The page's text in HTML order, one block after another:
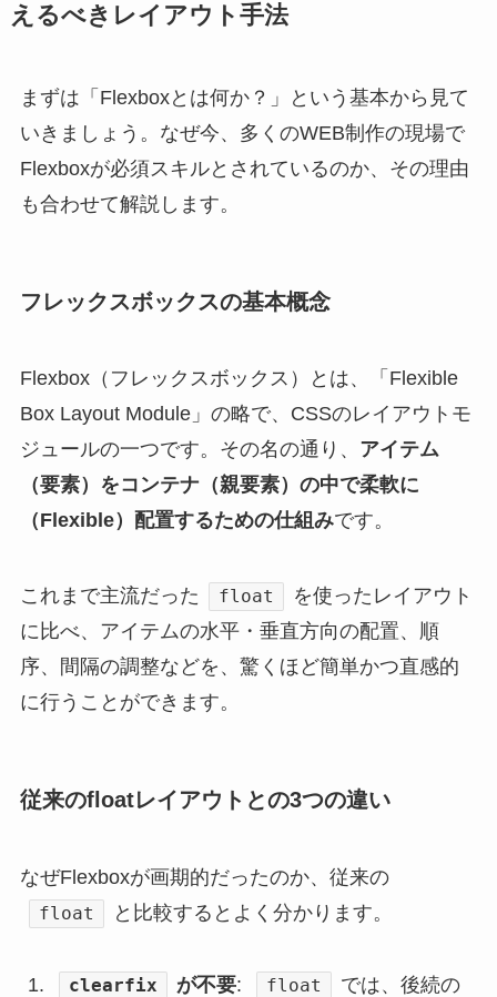
えるべきレイアウト手法
まずは「Flexboxとは何か？」という基本から見て
いきましょう。なぜ今、多くのWEB制作の現場で
Flexboxが必須スキルとされているのか、その理由
も合わせて解説します。
フレックスボックスの基本概念
Flexbox（フレックスボックス）とは、「Flexible
Box Layout Module」の略で、CSSのレイアウトモ
ジュールの一つです。その名の通り、 アイテム
（要素）をコンテナ（親要素）の中で柔軟に
（Flexible）配置するための仕組みです。
これまで主流だった float
を使ったレイアウト
に比べ、アイテムの水平・垂直方向の配置、順
序、間隔の調整などを、驚くほど簡単かつ直感的
に行うことができます。
従来のfloatレイアウトとの3つの違い
なぜFlexboxが画期的だったのか、従来の
float と比較するとよく分かります。
clearfix が不要: float
では、後続の